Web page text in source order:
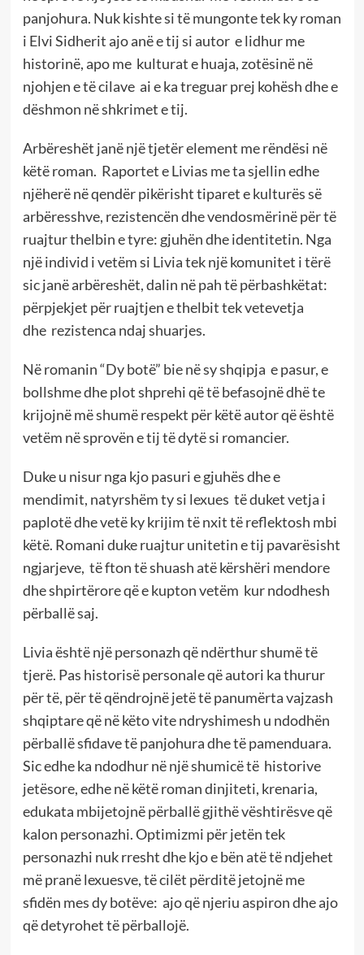
panjohura. Nuk kishte si të mungonte tek ky roman
i Elvi Sidherit ajo anë e tij si autor e lidhur me
historinë, apo me kulturat e huaja, zotësinë në
njohjen e të cilave ai e ka treguar prej kohësh dhe e
dëshmon në shkrimet e tij.
Arbëreshët janë një tjetër element me rëndësi në
këtë roman. Raportet e Livias me ta sjellin edhe
njëherë në qendër pikërisht tiparet e kulturës së
arbëresshve, rezistencën dhe vendosmërinë për të
ruajtur thelbin e tyre: gjuhën dhe identitetin. Nga
një individ i vetëm si Livia tek një komunitet i tërë
sic janë arbëreshët, dalin në pah të përbashkëtat:
përpjekjet për ruajtjen e thelbit tek vetevetja
dhe rezistenca ndaj shuarjes.
Në romanin “Dy botë” bie në sy shqipja e pasur, e
bollshme dhe plot shprehi që të befasojnë dhë te
krijojnë më shumë respekt për këtë autor që është
vetëm në sprovën e tij të dytë si romancier.
Duke u nisur nga kjo pasuri e gjuhës dhe e
mendimit, natyrshëm ty si lexues të duket vetja i
paplotë dhe vetë ky krijim të nxit të reflektosh mbi
këtë. Romani duke ruajtur unitetin e tij pavarësisht
ngjarjeve, të fton të shuash atë kërshëri mendore
dhe shpirtërore që e kupton vetëm kur ndodhesh
përballë saj.
Livia është një personazh që ndërthur shumë të
tjerë. Pas historisë personale që autori ka thurur
për të, për të qëndrojnë jetë të panumërta vajzash
shqiptare që në këto vite ndryshimesh u ndodhën
përballë sfidave të panjohura dhe të pamenduara.
Sic edhe ka ndodhur në një shumicë të historive
jetësore, edhe në këtë roman dinjiteti, krenaria,
edukata mbijetojnë përballë gjithë vështirësve që
kalon personazhi. Optimizmi për jetën tek
personazhi nuk rresht dhe kjo e bën atë të ndjehet
më pranë lexuesve, të cilët përditë jetojnë me
sfidën mes dy botëve: ajo që njeriu aspiron dhe ajo
që detyrohet të përballojë.